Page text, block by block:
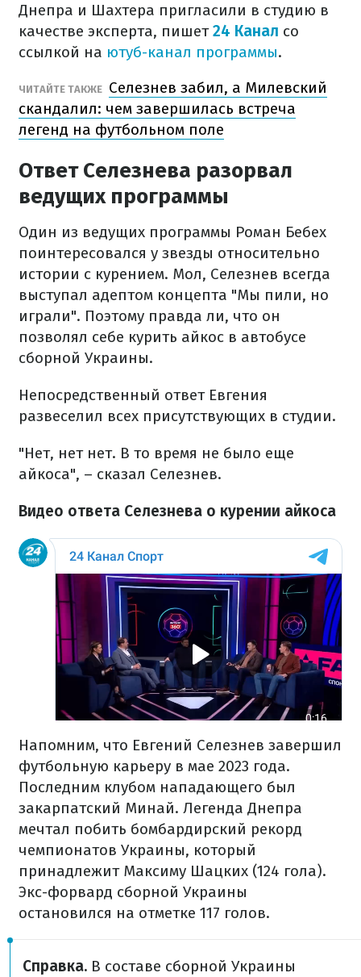
Днепра и Шахтера пригласили в студию в
качестве эксперта, пишет24 Канал со
ссылкой на ютуб-канал программы.
ЧИТАЙТЕ ТАКЖЕ Селезнев забил, а Милевский
скандалил: чем завершилась встреча
легенд на футбольном поле
Ответ Селезнева разорвал
ведущих программы
Один из ведущих программы Роман Бебех
поинтересовался у звезды относительно
истории с курением. Мол, Селезнев всегда
выступал адептом концепта "Мы пили, но
играли". Поэтому правда ли, что он
позволял себе курить айкос в автобусе
сборной Украины.
Непосредственный ответ Евгения
развеселил всех присутствующих в студии.
"Нет, нет нет. В то время не было еще
айкоса", – сказал Селезнев.
Видео ответа Селезнева о курении айкоса
Напомним, что Евгений Селезнев завершил
футбольную карьеру в мае 2023 года.
Последним клубом нападающего был
закарпатский Минай. Легенда Днепра
мечтал побить бомбардирский рекорд
чемпионатов Украины, который
принадлежит Максиму Шацких (124 гола).
Экс-форвард сборной Украины
остановился на отметке 117 голов.
Справка. В составе сборной Украины